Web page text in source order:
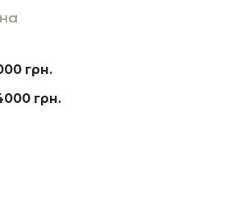
грн.
грн.